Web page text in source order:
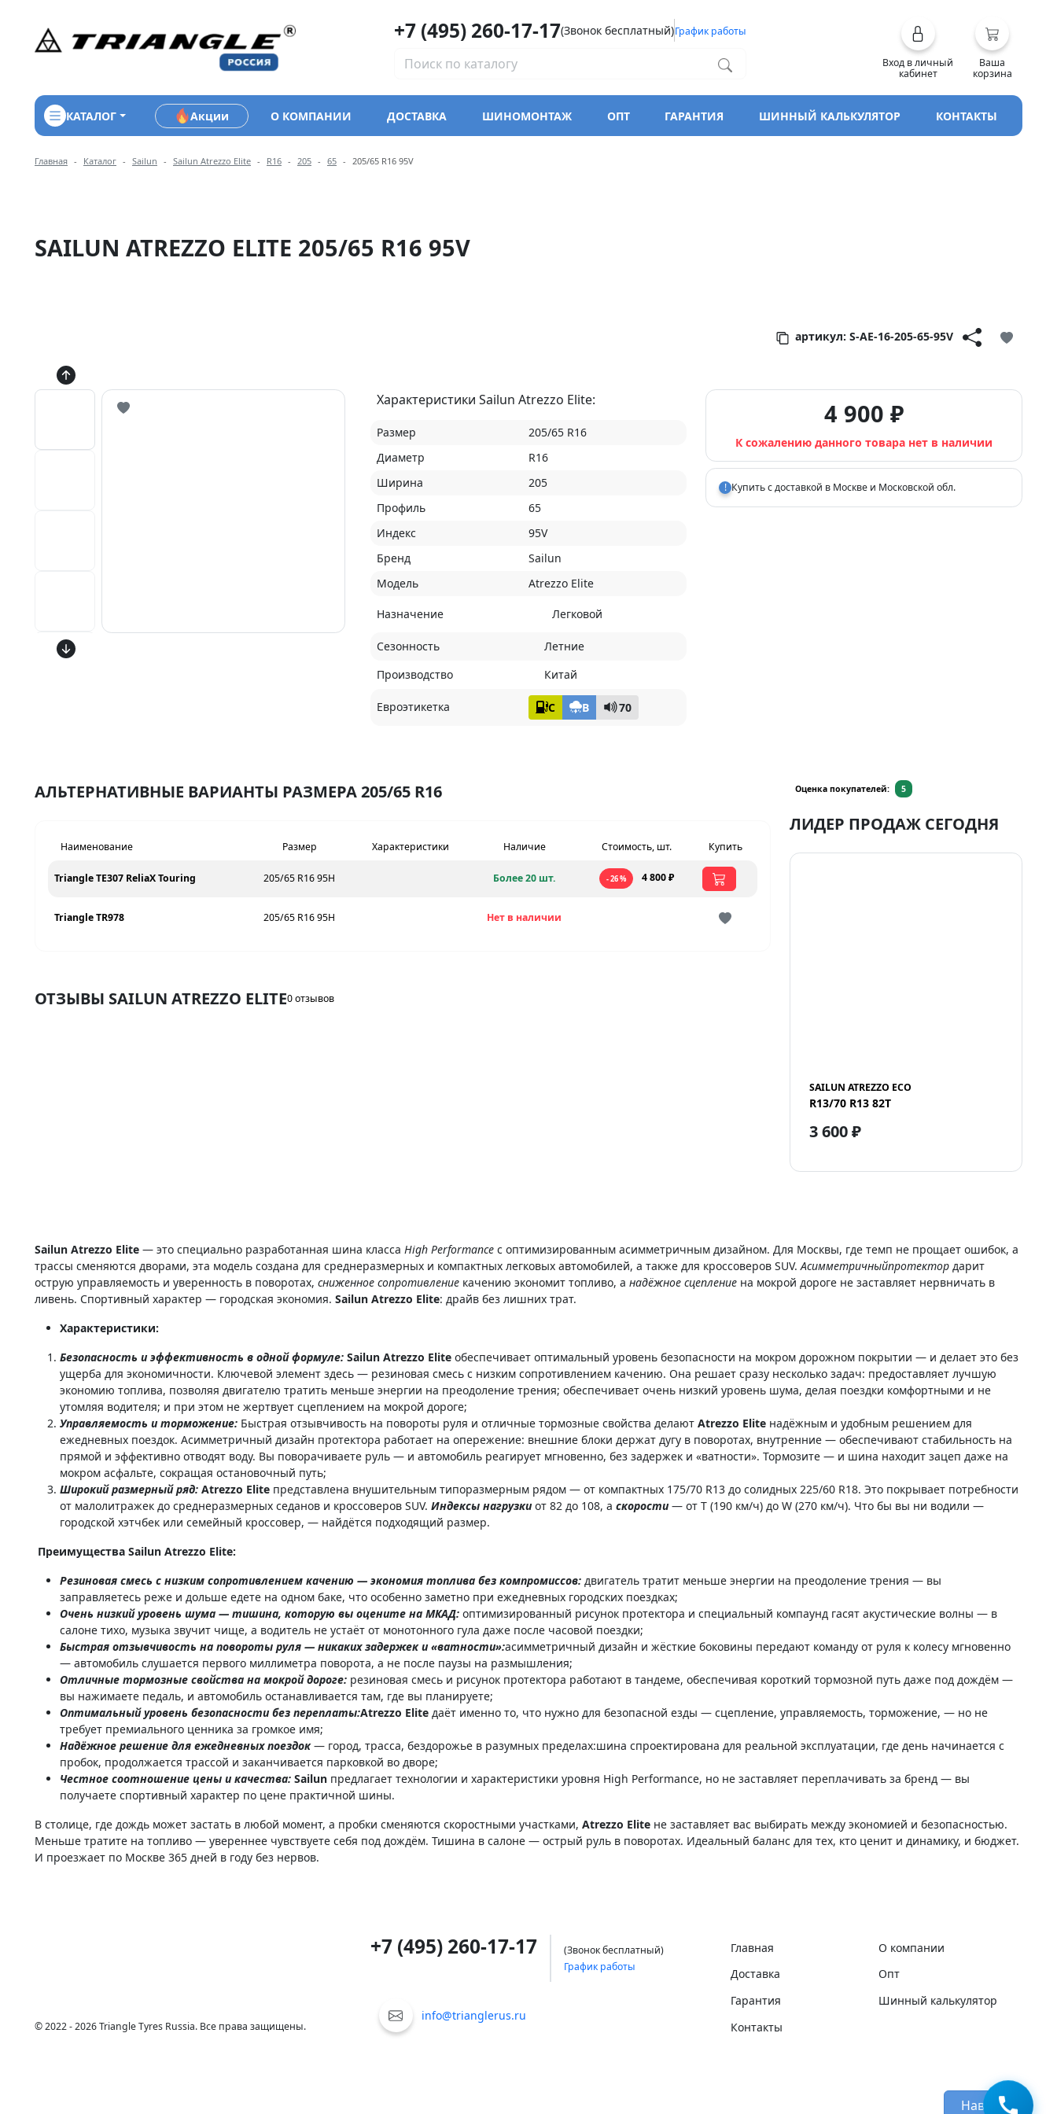
+7 (495) 260-17-17(Звонок бесплатный)График работы
Вход в личный
кабинет
Ваша
корзина
КАТАЛОГ Акции О КОМПАНИИ ДОСТАВКА ШИНОМОНТАЖ ОПТ ГАРАНТИЯ ШИННЫЙ КАЛЬКУЛЯТОР КОНТАКТЫ
Навигация по разделам модели Sailun Atrezzo Elite
Главная Каталог Sailun Sailun Atrezzo Elite R16 205 65 205/65 R16 95V
SAILUN ATREZZO ELITE 205/65 R16 95V
артикул: S-AE-16-205-65-95V
Характеристики Sailun Atrezzo Elite:
Размер
205/65 R16
Диаметр
R16
Ширина
205
Профиль
65
Индекс
95V
Бренд
Sailun
Модель
Atrezzo Elite
Назначение Легковой
Сезонность
Летние
Производство
Китай
Евроэтикетка C B 70
4 900 ₽
К сожалению данного товара нет в наличии
! Купить с доставкой в Москве и Московской обл.
АЛЬТЕРНАТИВНЫЕ ВАРИАНТЫ РАЗМЕРА 205/65 R16
Наименование Размер Характеристики Наличие Стоимость, шт. Купить
Triangle TE307 ReliaX Touring 205/65 R16 95H Более 20 шт. - 26 % 4 800 ₽
Triangle TR978 205/65 R16 95H Нет в наличии
ОТЗЫВЫ SAILUN ATREZZO ELITE0 отзывов
Оценка покупателей: 5
ЛИДЕР ПРОДАЖ СЕГОДНЯ
SAILUN ATREZZO ECO
R13/70 R13 82T
3 600 ₽
Sailun Atrezzo Elite — это специально разработанная шина класса High Performance с оптимизированным асимметричным дизайном. Для Москвы, где темп не прощает ошибок, а
трассы сменяются дворами, эта модель создана для среднеразмерных и компактных легковых автомобилей, а также для кроссоверов SUV.Асимметричныйпротектор дарит
острую управляемость и уверенность в поворотах, сниженное сопротивление качению экономит топливо, а надёжное сцепление на мокрой дороге не заставляет нервничать в
ливень. Спортивный характер — городская экономия. Sailun Atrezzo Elite: драйв без лишних трат.
Характеристики:
Безопасность и эффективность в одной формуле: Sailun Atrezzo Elite обеспечивает оптимальный уровень безопасности на мокром дорожном покрытии — и делает это без
ущерба для экономичности. Ключевой элемент здесь — резиновая смесь с низким сопротивлением качению. Она решает сразу несколько задач: предоставляет лучшую
экономию топлива, позволяя двигателю тратить меньше энергии на преодоление трения; обеспечивает очень низкий уровень шума, делая поездки комфортными и не
утомляя водителя; и при этом не жертвует сцеплением на мокрой дороге;
Управляемость и торможение: Быстрая отзывчивость на повороты руля и отличные тормозные свойства делают Atrezzo Elite надёжным и удобным решением для
ежедневных поездок. Асимметричный дизайн протектора работает на опережение: внешние блоки держат дугу в поворотах, внутренние — обеспечивают стабильность на
прямой и эффективно отводят воду. Вы поворачиваете руль — и автомобиль реагирует мгновенно, без задержек и «ватности». Тормозите — и шина находит зацеп даже на
мокром асфальте, сокращая остановочный путь;
Широкий размерный ряд: Atrezzo Elite представлена внушительным типоразмерным рядом — от компактных 175/70 R13 до солидных 225/60 R18. Это покрывает потребности
от малолитражек до среднеразмерных седанов и кроссоверов SUV. Индексы нагрузкиот 82 до 108, а скорости— от T (190 км/ч) до W (270 км/ч). Что бы вы ни водили —
городской хэтчбек или семейный кроссовер, — найдётся подходящий размер.
Преимущества Sailun Atrezzo Elite:
Резиновая смесь с низким сопротивлением качению — экономия топлива без компромиссов: двигатель тратит меньше энергии на преодоление трения — вы
заправляетесь реже и дольше едете на одном баке, что особенно заметно при ежедневных городских поездках;
Очень низкий уровень шума — тишина, которую вы оцените на МКАД: оптимизированный рисунок протектора и специальный компаунд гасят акустические волны — в
салоне тихо, музыка звучит чище, а водитель не устаёт от монотонного гула даже после часовой поездки;
Быстрая отзывчивость на повороты руля — никаких задержек и «ватности»:асимметричный дизайн и жёсткие боковины передают команду от руля к колесу мгновенно
— автомобиль слушается первого миллиметра поворота, а не после паузы на размышления;
Отличные тормозные свойства на мокрой дороге: резиновая смесь и рисунок протектора работают в тандеме, обеспечивая короткий тормозной путь даже под дождём —
вы нажимаете педаль, и автомобиль останавливается там, где вы планируете;
Оптимальный уровень безопасности без переплаты:Atrezzo Elite даёт именно то, что нужно для безопасной езды — сцепление, управляемость, торможение, — но не
требует премиального ценника за громкое имя;
Надёжное решение для ежедневных поездок— город, трасса, бездорожье в разумных пределах:шина спроектирована для реальной эксплуатации, где день начинается с
пробок, продолжается трассой и заканчивается парковкой во дворе;
Честное соотношение цены и качества: Sailun предлагает технологии и характеристики уровня High Performance, но не заставляет переплачивать за бренд — вы
получаете спортивный характер по цене практичной шины.
В столице, где дождь может застать в любой момент, а пробки сменяются скоростными участками, Atrezzo Elite не заставляет вас выбирать между экономией и безопасностью.
Меньше тратите на топливо — увереннее чувствуете себя под дождём. Тишина в салоне — острый руль в поворотах. Идеальный баланс для тех, кто ценит и динамику, и бюджет.
И проезжает по Москве 365 дней в году без нервов.
© 2022 - 2026 Triangle Tyres Russia. Все права защищены.
+7 (495) 260-17-17
(Звонок бесплатный)
График работы
info@trianglerus.ru
Главная
О компании
Доставка
Опт
Гарантия
Шинный калькулятор
Контакты
Наверх